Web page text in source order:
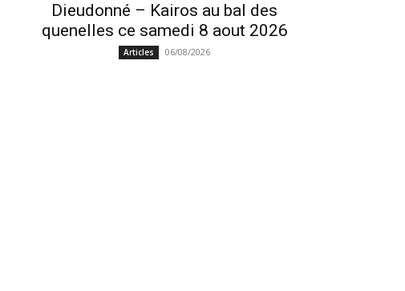
Dieudonné – Kairos au bal des
quenelles ce samedi 8 aout 2026
Articles 06/08/2026